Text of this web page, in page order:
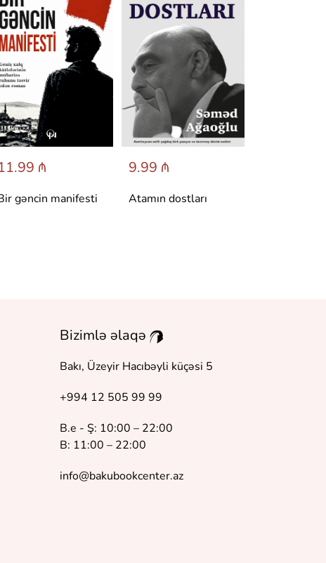
₼
gəncin manifesti
9.99 ₼
Atamın dostları
Bizimlə əlaqə
Bakı, Üzeyir Hacıbəyli küçəsi 5
+994 12 505 99 99
B.e - Ş: 10:00 – 22:00
B: 11:00 – 22:00
info@bakubookcenter.az